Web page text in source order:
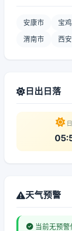
安康市 宝
渭南市 西
日出日落
天气预警
当前无预警